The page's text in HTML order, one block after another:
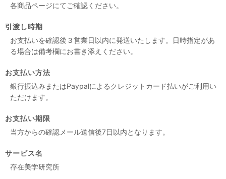
各商品ページにてご確認ください。
引渡し時期
お支払いを確認後３営業日以内に発送いたします。日時指定があ
る場合は備考欄にお書き添えください。
お支払い方法
銀行振込みまたはPaypalによるクレジットカード払いがご利用い
ただけます。
お支払い期限
当方からの確認メール送信後7日以内となります。
サービス名
存在美学研究所